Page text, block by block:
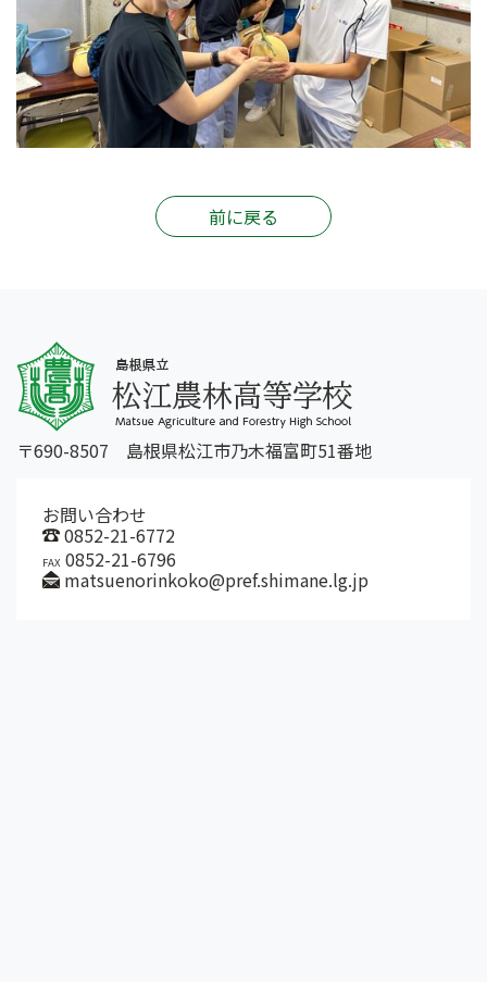
前に戻る
〒690-8507 島根県松江市乃木福富町51番地
お問い合わせ
0852-21-6772
FAX 0852-21-6796
matsuenorinkoko@pref.shimane.lg.jp